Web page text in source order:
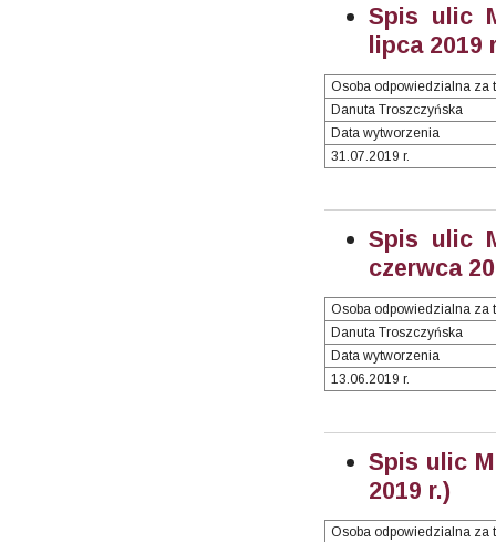
Spis ulic
lipca 2019
Osoba odpowiedzialna za
Danuta Troszczyńska
Data wytworzenia
31.07.2019 r.
Spis ulic
czerwca
Osoba odpowiedzialna za
Danuta Troszczyńska
Data wytworzenia
13.06.2019 r.
Spis ulic
2019 r.)
Osoba odpowiedzialna za